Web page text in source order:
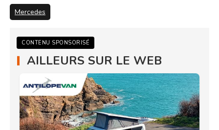
Mercedes
CONTENU SPONSORISÉ
AILLEURS SUR LE WEB